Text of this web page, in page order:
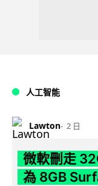
人工智能
Lawton 2 日
微軟刪走
為 8GB